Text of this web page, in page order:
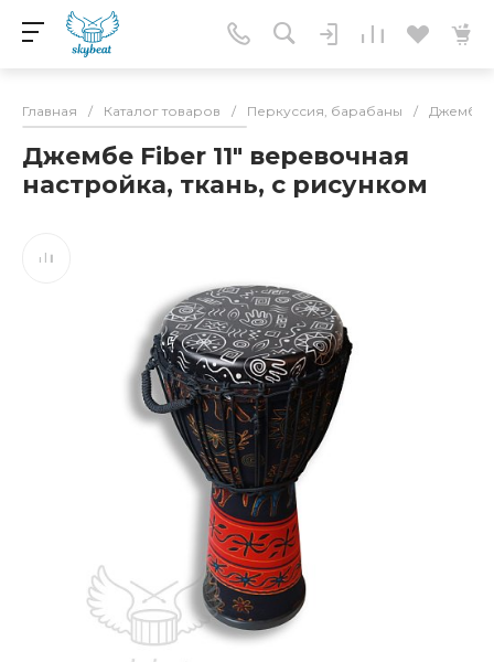
Главная / Каталог товаров / Перкуссия, барабаны / Джембе
Джембе Fiber 11" веревочная
настройка, ткань, с рисунком